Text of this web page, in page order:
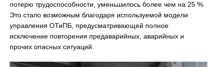
потерю трудоспособности, уменьшилось более чем на 25 %.
Это стало возможным благодаря используемой модели
управления ОТиПБ, предусматривающей полное
исключение повторения предаварийных, аварийных и
прочих опасных ситуаций.